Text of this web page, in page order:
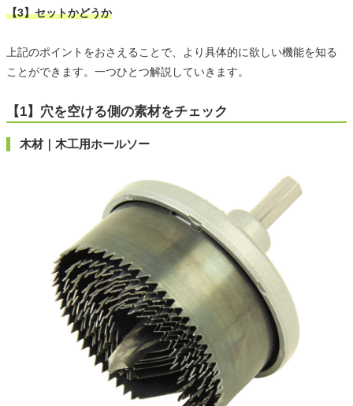
【3】セットかどうか
上記のポイントをおさえることで、より具体的に欲しい機能を知る
ことができます。一つひとつ解説していきます。
【1】穴を空ける側の素材をチェック
木材｜木工用ホールソー